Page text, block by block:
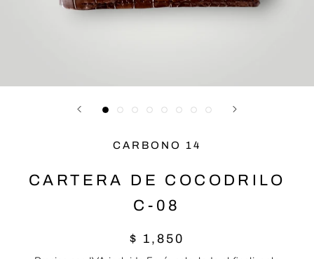
CARBONO 14
CARTERA DE COCODRILO
C-08
$ 1,850